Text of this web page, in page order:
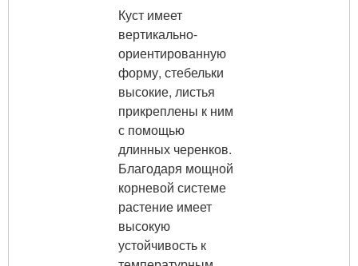
Куст имеет
вертикально-
ориентированную
форму, стебельки
высокие, листья
прикреплены к ним
с помощью
длинных черенков.
Благодаря мощной
корневой системе
растение имеет
высокую
устойчивость к